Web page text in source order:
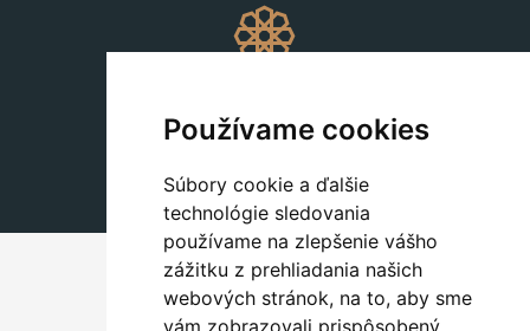
Používame cookies
Súbory cookie a ďalšie
technológie sledovania
používame na zlepšenie vášho
zážitku z prehliadania našich
webových stránok, na to, aby sme
vám zobrazovali prispôsobený
+420 311 604 182
dekorace@autronic.cz